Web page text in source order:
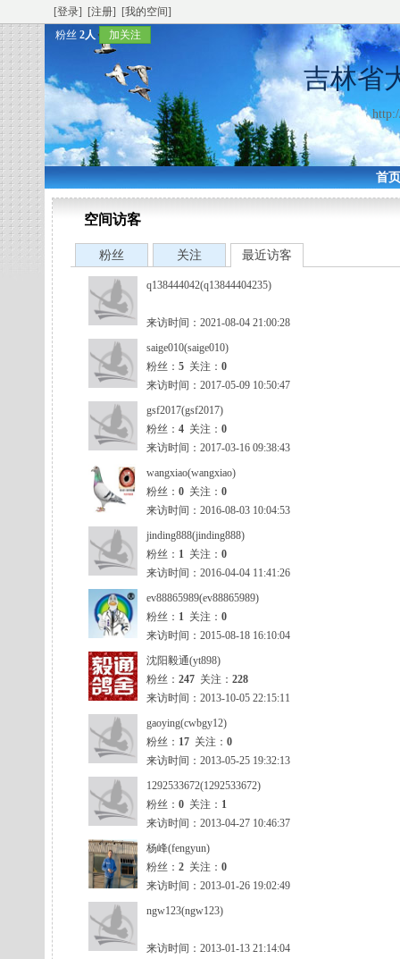
[登录] [注册]
[我的空间]
粉丝 2人 加关注
吉林省
首
空间访客
粉丝 关注 最近访客
q138444042(q13844404235)
来访时间：2021-08-04 21:00:28
saige010(saige010)
粉丝： 5 关注： 0
来访时间：2017-05-09 10:50:47
gsf2017(gsf2017)
粉丝： 4 关注： 0
来访时间：2017-03-16 09:38:43
wangxiao(wangxiao)
粉丝： 0 关注： 0
来访时间：2016-08-03 10:04:53
jinding888(jinding888)
粉丝： 1 关注： 0
来访时间：2016-04-04 11:41:26
ev88865989(ev88865989)
粉丝： 1 关注： 0
来访时间：2015-08-18 16:10:04
沈阳毅通(yt898)
粉丝： 247 关注： 228
来访时间：2013-10-05 22:15:11
gaoying(cwbgy12)
粉丝： 17 关注： 0
来访时间：2013-05-25 19:32:13
1292533672(1292533672)
粉丝： 0 关注： 1
来访时间：2013-04-27 10:46:37
杨峰(fengyun)
粉丝： 2 关注： 0
来访时间：2013-01-26 19:02:49
ngw123(ngw123)
来访时间：2013-01-13 21:14:04